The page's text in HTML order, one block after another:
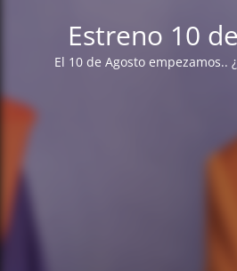
Estreno 10
El 10 de Agosto empezamos..